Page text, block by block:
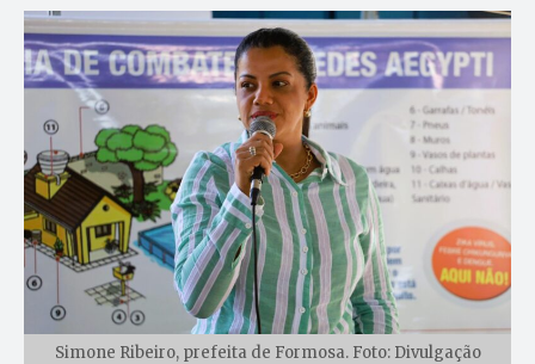
Simone Ribeiro, prefeita de Formosa. Foto: Divulgação